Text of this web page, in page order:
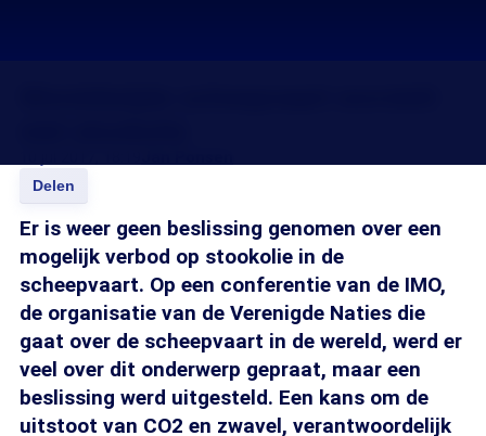
Delen
Er is weer geen beslissing genomen over een
mogelijk verbod op stookolie in de
scheepvaart. Op een conferentie van de IMO,
de organisatie van de Verenigde Naties die
gaat over de scheepvaart in de wereld, werd er
veel over dit onderwerp gepraat, maar een
beslissing werd uitgesteld. Een kans om de
uitstoot van CO2 en zwavel, verantwoordelijk